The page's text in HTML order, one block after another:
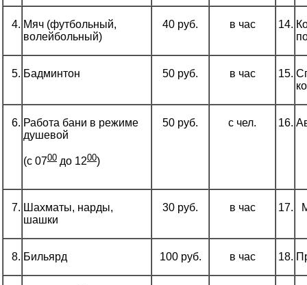
4. Мяч (футбольный,
волейбольный)
40 руб. в час 14.
5. Бадминтон 50 руб. в час 15.
6. Работа бани в режиме
душевой
(с 0700 до 1200)
50 руб. с чел. 16.
7. Шахматы, нарды,
шашки
30 руб. в час 17.
8. Бильярд 100 руб. в час 18.